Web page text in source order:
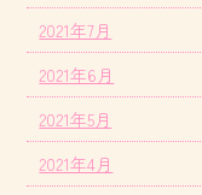
2021年7月
2021年6月
2021年5月
2021年4月